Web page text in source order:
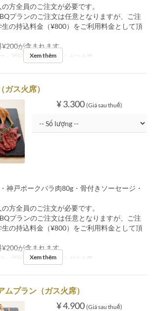
方全員のご注文が必要です。
プランのご注文は任意となりますが、ご注
の持込料金（¥800）をご利用料金として頂
が含まれます。
~ Các Loại Ghế 手ぶらガス火席
Xem thêm
ガス火席）
¥ 3.300 (Giá sau thuế)
神戸ポークバラ肉80g・骨付きソーセージ・
方全員のご注文が必要です。
プランのご注文は任意となりますが、ご注
の持込料金（¥800）をご利用料金として頂
が含まれます。
~ Các Loại Ghế 手ぶらガス火席
Xem thêm
ムプラン（ガス火席）
¥ 4.900 (Giá sau thuế)